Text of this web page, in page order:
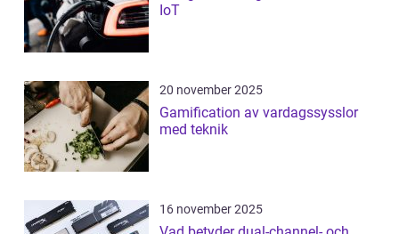
IoT
20 november 2025
Gamification av vardagssysslor
med teknik
16 november 2025